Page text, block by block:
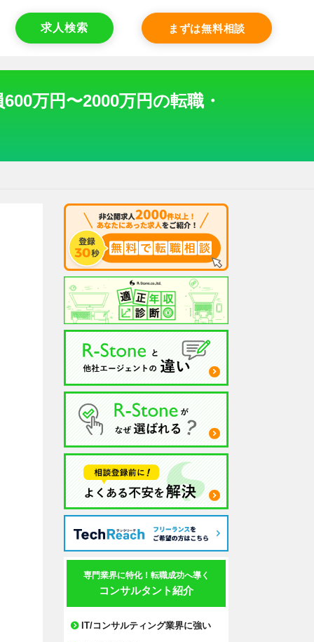
求人検索 まずは無料相談
万円〜2000万円の転職・
専門業界に特化！転職成功へ導く
コンサルタント紹介
IT/コンサルティング業界に強い